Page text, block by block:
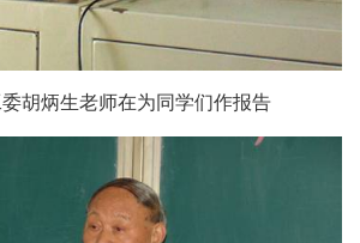
胡炳生老师在为同学们作报告